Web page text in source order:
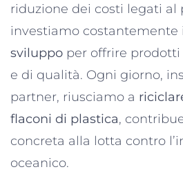
riduzione dei costi legati al
investiamo costantemente
sviluppo per offrire
e di qualità. Ogni giorno,
partner, riusciamo a
flaconi di plastica,
concreta alla lotta contro
oceanico.